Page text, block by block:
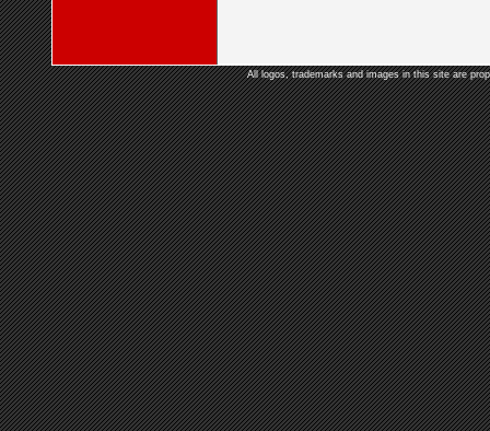
All logos, trademarks and images in this site are